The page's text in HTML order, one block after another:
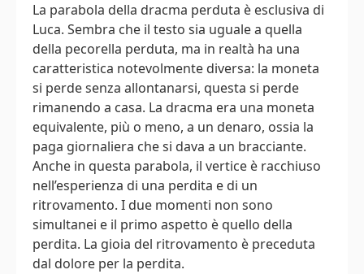
La parabola della dracma perduta è esclusiva di
Luca. Sembra che il testo sia uguale a quella
della pecorella perduta, ma in realtà ha una
caratteristica notevolmente diversa: la moneta
si perde senza allontanarsi, questa si perde
rimanendo a casa. La dracma era una moneta
equivalente, più o meno, a un denaro, ossia la
paga giornaliera che si dava a un bracciante.
Anche in questa parabola, il vertice è racchiuso
nell’esperienza di una perdita e di un
ritrovamento. I due momenti non sono
simultanei e il primo aspetto è quello della
perdita. La gioia del ritrovamento è preceduta
dal dolore per la perdita.